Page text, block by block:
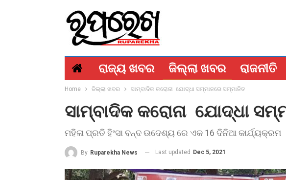
ରାଜ୍ୟ ଖବର ଜିଲ୍ଲା ଖବର ରାଜନୀତି
Home ଜିଲ୍ଲା ଖବର ସାମ୍ବାଦିକ କରୋନା ଯୋଦ୍ଧା ସମ୍ମାନରେ ସମ୍ମାନିତ
ସାମ୍ବାଦିକ କରୋନା ଯୋଦ୍ଧା
ମହିଳା ପ୍ରତି ହିଂସା ବନ୍ଦ ଉଦେଶ୍ୟ ରେ ଏକ 16 ଦିନିଆ କାର୍ଯ୍ୟକ୍ରମ
By Ruparekha News Last updated Dec 5, 2021